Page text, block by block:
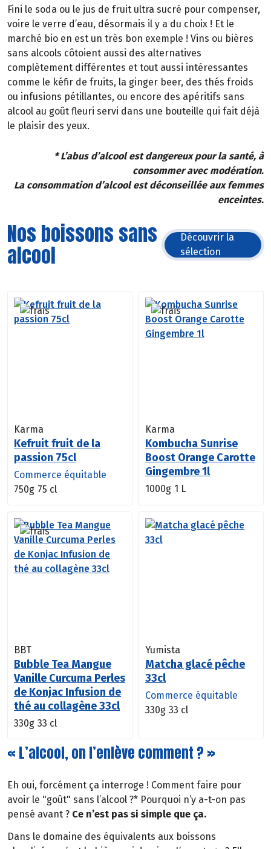
Fini le soda ou le jus de fruit ultra sucré pour compenser,
voire le verre d’eau, désormais il y a du choix ! Et le
marché bio en est un très bon exemple ! Vins ou bières
sans alcools côtoient aussi des alternatives
complètement différentes et tout aussi intéressantes
comme le kéfir de fruits, la ginger beer, des thés froids
ou infusions pétillantes, ou encore des apéritifs sans
alcool au goût fleuri servi dans une bouteille qui fait déjà
le plaisir des yeux.
* L’abus d’alcool est dangereux pour la santé, à
consommer avec modération.
La consommation d’alcool est déconseillée aux femmes
enceintes.
Nos boissons sans
alcool
Découvrir la
sélection
Karma
Kefruit fruit de la
passion 75cl
Commerce équitable
750g 75 cl
Karma
Kombucha Sunrise
Boost Orange Carotte
Gingembre 1l
1000g 1 L
BBT
Bubble Tea Mangue
Vanille Curcuma Perles
de Konjac Infusion de
thé au collagène 33cl
330g 33 cl
Yumista
Matcha glacé pêche
33cl
Commerce équitable
330g 33 cl
« L’alcool, on l’enlève comment ? »
Eh oui, forcément ça interroge ! Comment faire pour
avoir le "goût" sans l’alcool ?* Pourquoi n’y a-t-on pas
pensé avant ? Ce n’est pas si simple que ça.
Dans le domaine des équivalents aux boissons